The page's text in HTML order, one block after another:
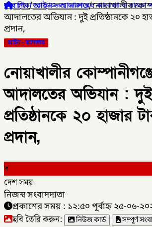
ডাক্তারের জানাজা ও দাফন সম্পন্ন।✦
হোম/আইন - আদালত/নোয়াখালীর
আদালতের অভিযান : দুই প্রতিষ্ঠানকে ২০
প্রদান,
আইন - আদালত
নোয়াখালীর
আদালতের অভিযান :
প্রতিষ্ঠানকে ২০ হাজার
প্রদান,
দ
দেশ সময়
নিজস্ব সংবাদদাতা
প্রকাশের সময় : ১২:৫০ পূর্বাহ্ন ২৫-০৬-
ছবি তৈরি করুন: নিউজ কার্ড
সম্পূর্ণ